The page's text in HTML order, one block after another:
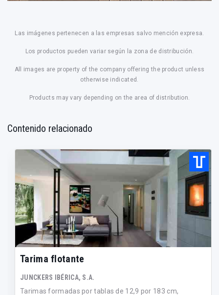
Las imágenes pertenecen a las empresas salvo mención expresa.
Los productos pueden variar según la zona de distribución.
All images are property of the company offering the product unless
otherwise indicated.
Products may vary depending on the area of distribution.
Contenido relacionado
Tarima flotante
JUNCKERS IBÉRICA, S.A.
Tarimas formadas por tablas de 12,9 por 183 cm,